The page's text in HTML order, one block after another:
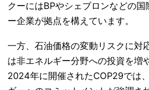
クーにはBPやシェブロンなどの
ー企業が拠点を構えています。
一方、石油価格の変動リスクに対
は非エネルギー分野への投資を増
2024年に開催されたCOP29では